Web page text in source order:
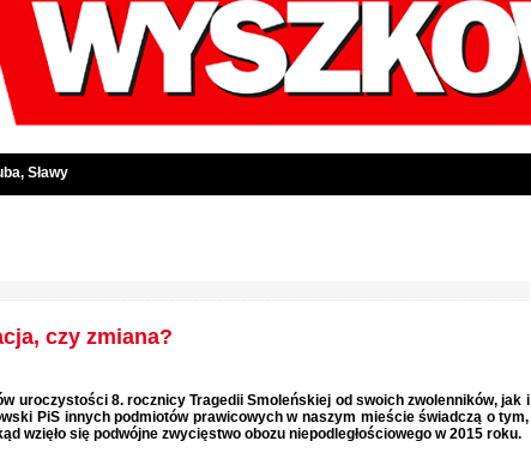
Sławy
czy zmiana?
uroczystości 8. rocznicy Tragedii Smoleńskiej od swoich zwolenników, jak i
PiS innych podmiotów prawicowych w naszym mieście świadczą o tym,
wzięło się podwójne zwycięstwo obozu niepodległościowego w 2015 roku.